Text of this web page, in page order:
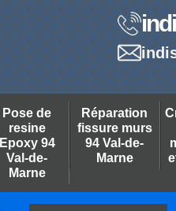
Pose de
resine
Epoxy 94
Val-de-
Marne
Réparation
fissure murs
94 Val-de-
Marne